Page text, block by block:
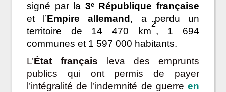
signé par la 3ᵉ République française
et l’Empire allemand, a perdu un
territoire de 14 470 km
2
, 1 694
communes et 1 597 000 habitants.
L’État français leva des emprunts
publics qui ont permis de payer
l’intégralité de l’indemnité de guerre en